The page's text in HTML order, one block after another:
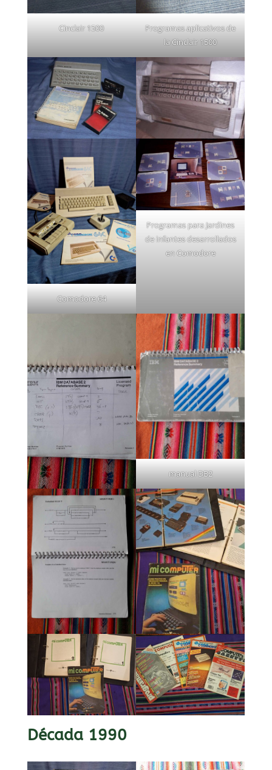
Cinclair 1500
Programas aplicativos de
la Cinclair 1500
Comodore 64
Programas para Jardines
de infantes desarrollados
en Comodore
manual DB2
Década 1990